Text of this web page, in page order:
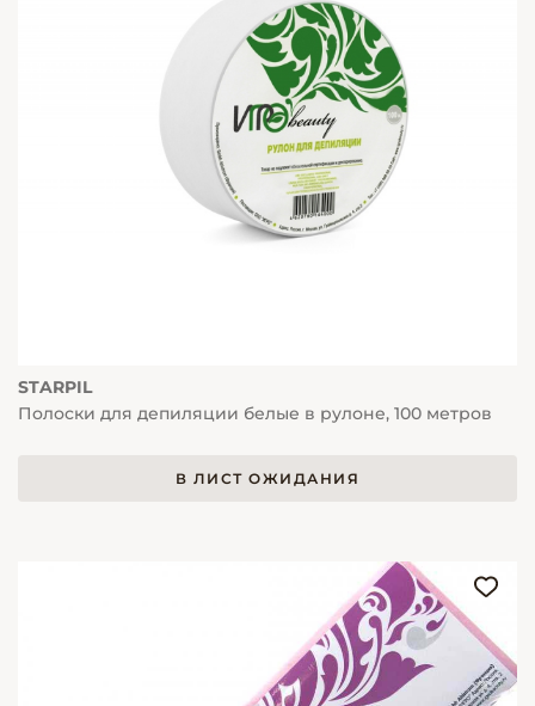
STARPIL
Полоски для депиляции белые в рулоне, 100 метров
В ЛИСТ ОЖИДАНИЯ